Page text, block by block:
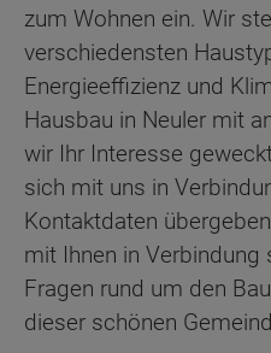
zum Wohnen ein. Wir
verschiedensten
Energieeffizienz und
Hausbau in Neuler mit
wir Ihr Interesse
sich mit uns in
Kontaktdaten
mit Ihnen in Verbindung
Fragen rund um den
dieser schönen